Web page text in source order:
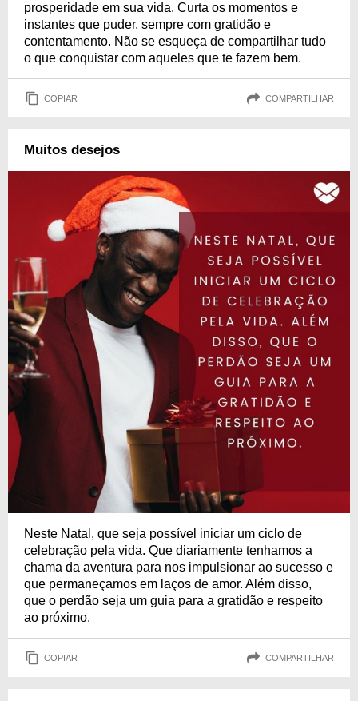
prosperidade em sua vida. Curta os momentos e
instantes que puder, sempre com gratidão e
contentamento. Não se esqueça de compartilhar tudo
o que conquistar com aqueles que te fazem bem.
COPIAR COMPARTILHAR
Muitos desejos
Neste Natal, que seja possível iniciar um ciclo de
celebração pela vida. Que diariamente tenhamos a
chama da aventura para nos impulsionar ao sucesso e
que permaneçamos em laços de amor. Além disso,
que o perdão seja um guia para a gratidão e respeito
ao próximo.
COPIAR COMPARTILHAR